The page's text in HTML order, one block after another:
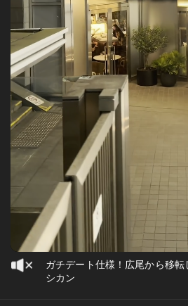
ガチデート仕様！広尾から移
シカン